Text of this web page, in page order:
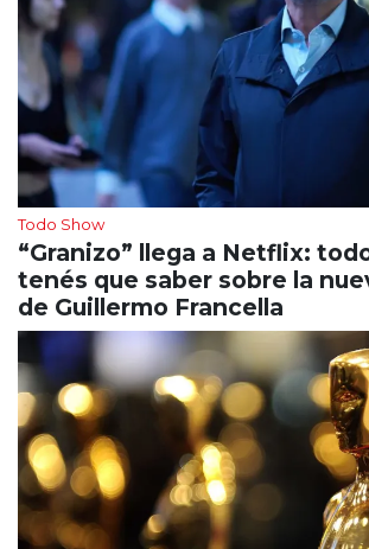
Todo Show
“Granizo” llega a Netflix:
tenés que saber sobre la
de Guillermo Francella